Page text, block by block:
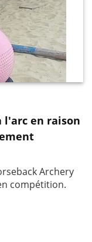
l'arc en raison
Archery
compétition.